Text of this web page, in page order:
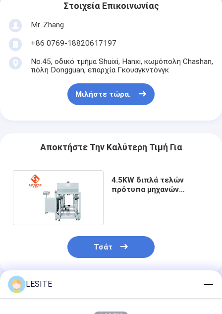
Φίλτρο τσεπών που κατασκευάζει τη μηχανή
Αυτόματη μηχανή καρφώματος
φίλτρα εξαγνιστών αέρα
Φίλτρο τσαντών αργιλίου
Origami που διπλώνει τη μηχανή
υπερηχητική ράβοντας μηχανή
Στοιχεία Επικοινωνίας
Mr. Zhang
+86 0769-18820617197
No.45, οδικό τμήμα Shuixi, Hanxi, κωμόπολη Chashan,
πόλη Dongguan, επαρχία Γκουαγκντόνγκ
Μιλήστε τώρα.
Αποκτήστε Την Καλύτερη Τιμή Για
4.5KW διπλά τελών
πρότυπα μηχανών
Τσάτ
Συνιστώμενα Προϊόντα
LESITE